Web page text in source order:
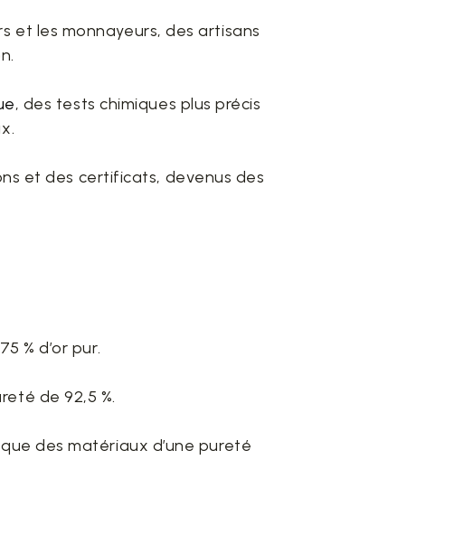
et les monnayeurs, des artisans
, des tests chimiques plus précis
et des certificats, devenus des
% d’or pur.
de 92,5 %.
des matériaux d’une pureté